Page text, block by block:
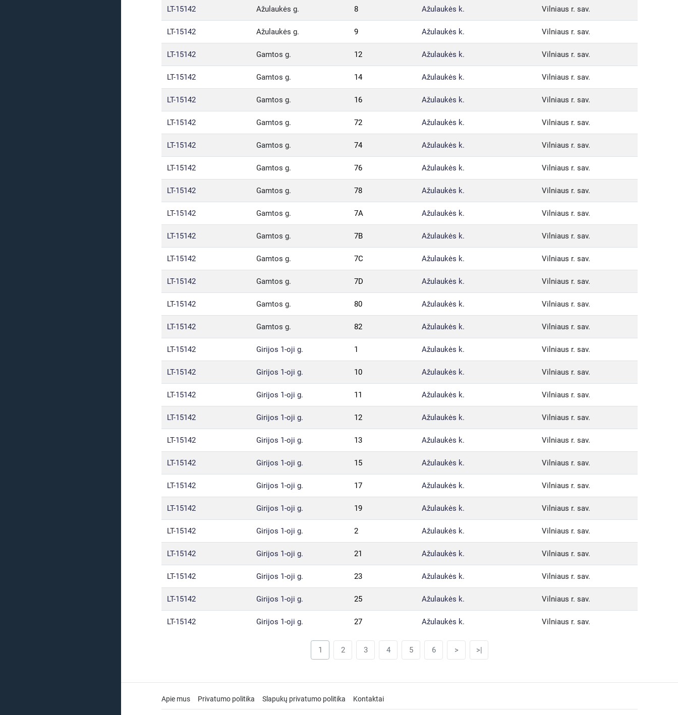
LT-15142 Ažulaukės g. 8 Ažulaukės k. Vilniaus r. sav.
LT-15142 Ažulaukės g. 9 Ažulaukės k. Vilniaus r. sav.
LT-15142 Gamtos g. 12 Ažulaukės k. Vilniaus r. sav.
LT-15142 Gamtos g. 14 Ažulaukės k. Vilniaus r. sav.
LT-15142 Gamtos g. 16 Ažulaukės k. Vilniaus r. sav.
LT-15142 Gamtos g. 72 Ažulaukės k. Vilniaus r. sav.
LT-15142 Gamtos g. 74 Ažulaukės k. Vilniaus r. sav.
LT-15142 Gamtos g. 76 Ažulaukės k. Vilniaus r. sav.
LT-15142 Gamtos g. 78 Ažulaukės k. Vilniaus r. sav.
LT-15142 Gamtos g. 7A Ažulaukės k. Vilniaus r. sav.
LT-15142 Gamtos g. 7B Ažulaukės k. Vilniaus r. sav.
LT-15142 Gamtos g. 7C Ažulaukės k. Vilniaus r. sav.
LT-15142 Gamtos g. 7D Ažulaukės k. Vilniaus r. sav.
LT-15142 Gamtos g. 80 Ažulaukės k. Vilniaus r. sav.
LT-15142 Gamtos g. 82 Ažulaukės k. Vilniaus r. sav.
LT-15142 Girijos 1-oji g. 1 Ažulaukės k. Vilniaus r. sav.
LT-15142 Girijos 1-oji g. 10 Ažulaukės k. Vilniaus r. sav.
LT-15142 Girijos 1-oji g. 11 Ažulaukės k. Vilniaus r. sav.
LT-15142 Girijos 1-oji g. 12 Ažulaukės k. Vilniaus r. sav.
LT-15142 Girijos 1-oji g. 13 Ažulaukės k. Vilniaus r. sav.
LT-15142 Girijos 1-oji g. 15 Ažulaukės k. Vilniaus r. sav.
LT-15142 Girijos 1-oji g. 17 Ažulaukės k. Vilniaus r. sav.
LT-15142 Girijos 1-oji g. 19 Ažulaukės k. Vilniaus r. sav.
LT-15142 Girijos 1-oji g. 2 Ažulaukės k. Vilniaus r. sav.
LT-15142 Girijos 1-oji g. 21 Ažulaukės k. Vilniaus r. sav.
LT-15142 Girijos 1-oji g. 23 Ažulaukės k. Vilniaus r. sav.
LT-15142 Girijos 1-oji g. 25 Ažulaukės k. Vilniaus r. sav.
LT-15142 Girijos 1-oji g. 27 Ažulaukės k. Vilniaus r. sav.
1 2 3 4 5 6 > >|
Apie mus Privatumo politika Slapukų privatumo politika Kontaktai